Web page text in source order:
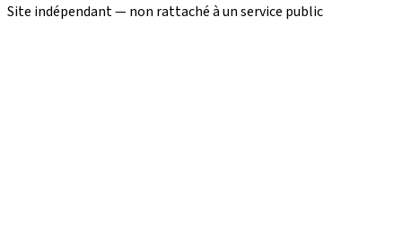
Site indépendant — non rattaché à un service public